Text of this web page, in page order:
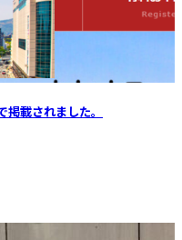
載されました。